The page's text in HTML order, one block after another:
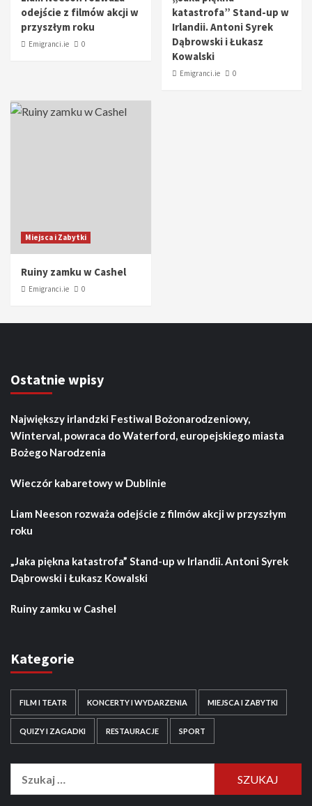
odejście z filmów akcji w
przyszłym roku
Emigranci.ie 0
katastrofa” Stand-up w
Irlandii. Antoni Syrek
Dąbrowski i Łukasz
Kowalski
Emigranci.ie 0
Miejsca i Zabytki
Ruiny zamku w Cashel
Emigranci.ie 0
Ostatnie wpisy
Największy irlandzki Festiwal Bożonarodzeniowy,
Winterval, powraca do Waterford, europejskiego miasta
Bożego Narodzenia
Wieczór kabaretowy w Dublinie
Liam Neeson rozważa odejście z filmów akcji w przyszłym
roku
„Jaka piękna katastrofa” Stand-up w Irlandii. Antoni Syrek
Dąbrowski i Łukasz Kowalski
Ruiny zamku w Cashel
Kategorie
FILM I TEATR KONCERTY I WYDARZENIA MIEJSCA I ZABYTKI
QUIZY I ZAGADKI RESTAURACJE SPORT